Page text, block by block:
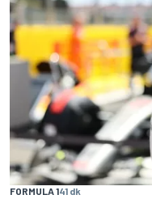
FORMULA 141 dk